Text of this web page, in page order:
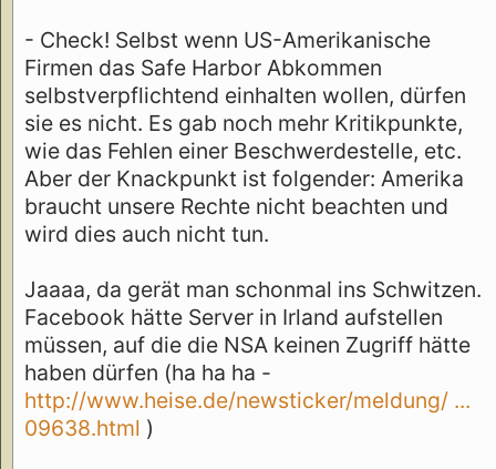
- Check! Selbst wenn US-Amerikanische
Firmen das Safe Harbor Abkommen
selbstverpflichtend einhalten wollen, dürfen
sie es nicht. Es gab noch mehr Kritikpunkte,
wie das Fehlen einer Beschwerdestelle, etc.
Aber der Knackpunkt ist folgender: Amerika
braucht unsere Rechte nicht beachten und
wird dies auch nicht tun.
Jaaaa, da gerät man schonmal ins Schwitzen.
Facebook hätte Server in Irland aufstellen
müssen, auf die die NSA keinen Zugriff hätte
haben dürfen (ha ha ha -
http://www.heise.de/newsticker/meldung/ ...
09638.html )